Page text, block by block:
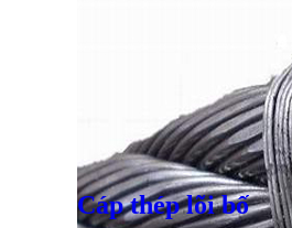
Cáp thép lõi bố